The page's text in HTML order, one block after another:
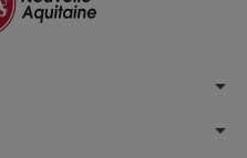
arrow_drop_down
arrow_drop_down